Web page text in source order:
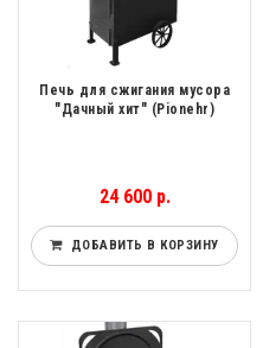
Печь для сжигания мусора
"Дачный хит" (Pionehr)
24 600 р.
ДОБАВИТЬ В КОРЗИНУ